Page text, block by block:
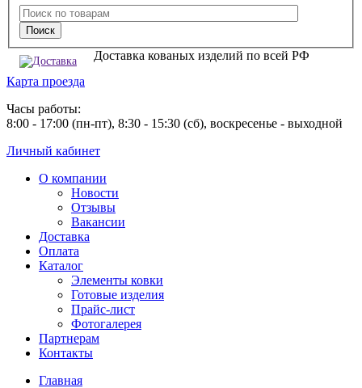
Доставка кованых изделий по всей РФ
Карта проезда
Часы работы:
8:00 - 17:00 (пн-пт), 8:30 - 15:30 (сб), воскресенье - выходной
Личный кабинет
О компании
Новости
Отзывы
Вакансии
Доставка
Оплата
Каталог
Элементы ковки
Готовые изделия
Прайс-лист
Фотогалерея
Партнерам
Контакты
Главная